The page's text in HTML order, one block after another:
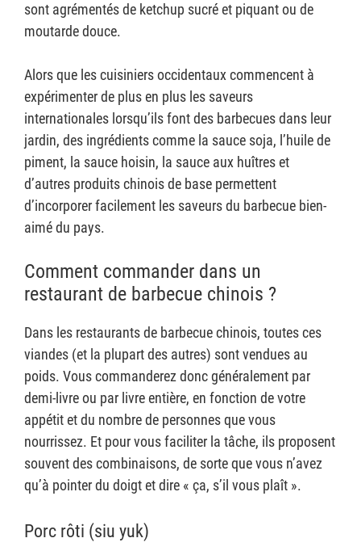
sont agrémentés de ketchup sucré et piquant ou de
moutarde douce.
Alors que les cuisiniers occidentaux commencent à
expérimenter de plus en plus les saveurs
internationales lorsqu’ils font des barbecues dans leur
jardin, des ingrédients comme la sauce soja, l’huile de
piment, la sauce hoisin, la sauce aux huîtres et
d’autres produits chinois de base permettent
d’incorporer facilement les saveurs du barbecue bien-
aimé du pays.
Comment commander dans un
restaurant de barbecue chinois ?
Dans les restaurants de barbecue chinois, toutes ces
viandes (et la plupart des autres) sont vendues au
poids. Vous commanderez donc généralement par
demi-livre ou par livre entière, en fonction de votre
appétit et du nombre de personnes que vous
nourrissez. Et pour vous faciliter la tâche, ils proposent
souvent des combinaisons, de sorte que vous n’avez
qu’à pointer du doigt et dire « ça, s’il vous plaît ».
Porc rôti (siu yuk)